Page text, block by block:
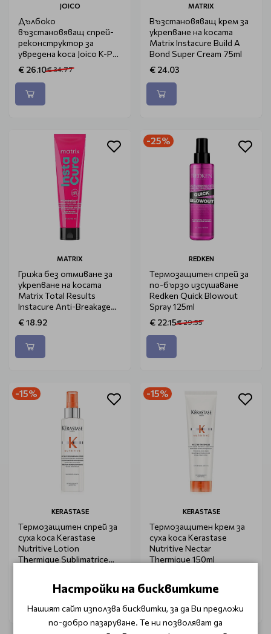
JOICO
Дълбоко
възстановяващ спрей-
реконструктор за
увредена коса Joico K-Pak
Liquid Reconstructor
300ml
€ 26.10€ 34.77
MATRIX
Възстановяващ крем за
укрепване на косата
Matrix Instacure Build A
Bond Super Cream 75ml
€ 24.03
MATRIX
Грижа без отмиване за
укрепване на косата
Matrix Total Results
Instacure Anti-Breakage
Leave-In 150ml
€ 18.92
-25%
REDKEN
Термозащитен спрей за
по-бързо изсушаване
Redken Quick Blowout
Spray 125ml
€ 22.15€ 29.55
-15%
KERASTASE
Термозащитен спрей за
суха коса Kerastase
Nutritive Lotion
Thermique Sublimatrice
-15%
KERASTASE
Термозащитен крем за
суха коса Kerastase
Nutritive Nectar
Thermique 150ml
Настройки на бисквитките
Нашият сайт използва бисквитки, за да Ви предложи
по-добро пазаруване. Те ни позволяват да